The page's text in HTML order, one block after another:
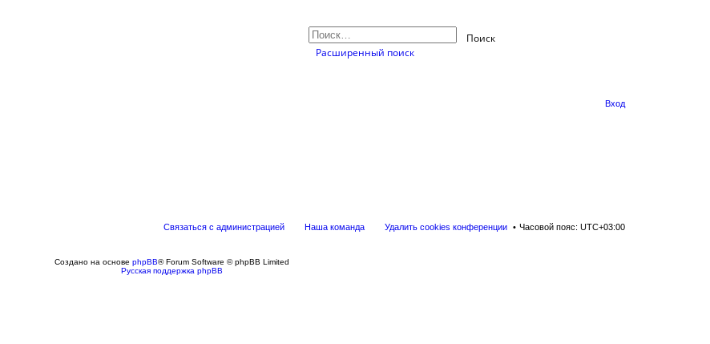
Поиск
Расширенный поиск
Вход
Часовой пояс: UTC+03:00
Удалить cookies конференции
Наша команда
Связаться с администрацией
Создано на основе phpBB® Forum Software © phpBB Limited
Русская поддержка phpBB